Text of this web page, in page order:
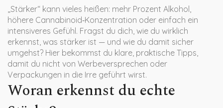
„Stärker“ kann vieles heißen: mehr Prozent Alkohol,
höhere Cannabinoid‑Konzentration oder einfach ein
intensiveres Gefühl. Fragst du dich, wie du wirklich
erkennst, was stärker ist — und wie du damit sicher
umgehst? Hier bekommst du klare, praktische Tipps,
damit du nicht von Werbeversprechen oder
Verpackungen in die Irre geführt wirst.
Woran erkennst du echte